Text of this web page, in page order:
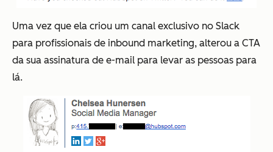
Uma vez que ela criou um canal exclusivo no Slack
para profissionais de inbound marketing, alterou a CTA
da sua assinatura de e-mail para levar as pessoas para
lá.